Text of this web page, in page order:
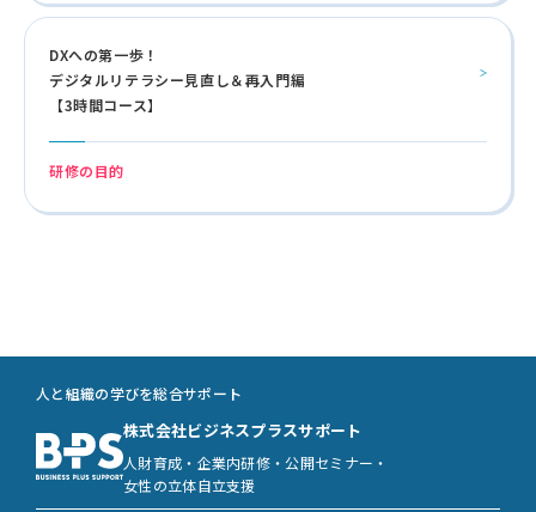
DXへの第一歩！
デジタルリテラシー見直し＆再入門編
【3時間コース】
研修の目的
人と組織の学びを総合サポート
株式会社ビジネスプラスサポート
人財育成・企業内研修・公開セミナー・
女性の立体自立支援